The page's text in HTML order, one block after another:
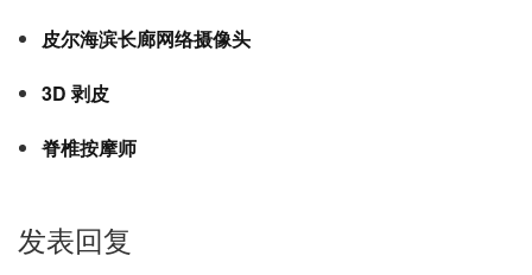
皮尔海滨长廊网络摄像头
3D 剥皮
脊椎按摩师
发表回复